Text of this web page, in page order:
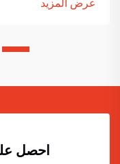
عرض المزيد
احصل